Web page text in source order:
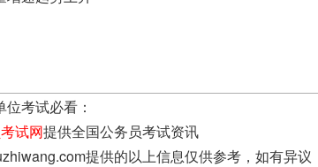
考试必看：
试网提供全国公务员考试资讯
提供的以上信息仅供参考，如有异议